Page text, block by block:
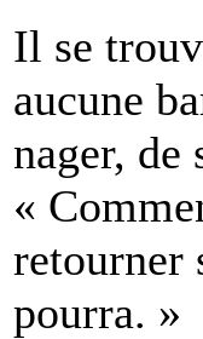
Il se
aucune
nager,
«
retourner
pourra. »